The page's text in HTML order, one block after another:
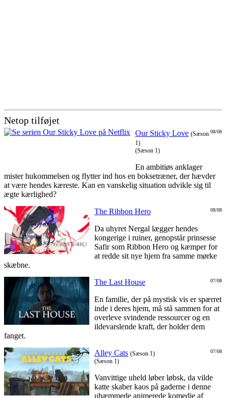
Netop tilføjet
08/08
Our Sticky Love (Sæson
1)
(Sæson 1)
En ambitiøs anklager
mister hukommelsen og flytter ind hos en boksetræner, der hævder
at være hendes kæreste. Kan en vanskelig situation udvikle sig til
ægte kærlighed?
08/08
The Ribbon Hero
Da uhyret Nergal lægger hendes
kongerige i ruiner, genopstår prinsesse
Safir som Ribbon Hero og kæmper for
at redde sit nye hjem fra samme mørke
skæbne.
07/08
The Last House
En familie, der på mystisk vis er spærret
inde i deres hjem, må stå sammen for at
overleve svindende ressourcer og en
ildevarslende kraft, der holder dem
fanget.
07/08
Alley Cats (Sæson 1)
(Sæson 1)
Vanvittige uheld løber løbsk, da vilde
katte skaber kaos på gaderne i denne
uhæmmede animerede komedie af